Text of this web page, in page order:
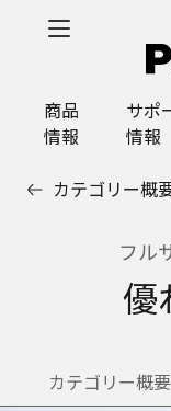
商品
情報
サポ
情報
カテゴリー概
フル
優
カテゴリー概要